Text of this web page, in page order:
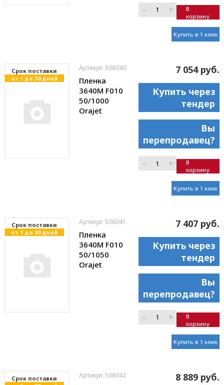
– +
В
корзину
Купить в 1 клик
Cрок поставки
от 1 до 30 дней
Артикул: 508040
Пленка
3640M F010
50/1000
Orajet
7 054 руб.
Купить через
тендер
Вы
перепродавец?
– +
В
корзину
Купить в 1 клик
Cрок поставки
от 1 до 30 дней
Артикул: 508041
Пленка
3640M F010
50/1050
Orajet
7 407 руб.
Купить через
тендер
Вы
перепродавец?
– +
В
корзину
Купить в 1 клик
Cрок поставки
Артикул: 508042 8 889 руб.